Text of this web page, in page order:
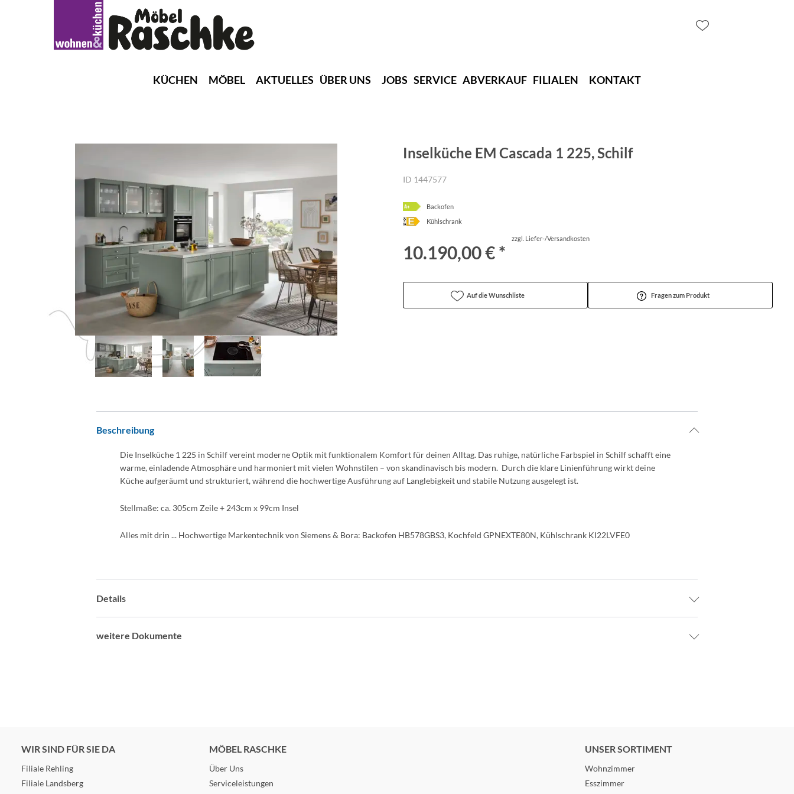
KÜCHEN MÖBEL AKTUELLES ÜBER UNS JOBS SERVICE ABVERKAUF FILIALEN KONTAKT
Inselküche EM Cascada 1 225, Schilf
ID 1447577
Backofen
Kühlschrank
10.190,00 € *
zzgl. Liefer-/Versandkosten
Auf die Wunschliste Fragen zum Produkt
Beschreibung
Die Inselküche 1 225 in Schilf vereint moderne Optik mit funktionalem Komfort für deinen Alltag. Das ruhige, natürliche Farbspiel in Schilf schafft eine
warme, einladende Atmosphäre und harmoniert mit vielen Wohnstilen – von skandinavisch bis modern. Durch die klare Linienführung wirkt deine
Küche aufgeräumt und strukturiert, während die hochwertige Ausführung auf Langlebigkeit und stabile Nutzung ausgelegt ist.
Stellmaße: ca. 305cm Zeile + 243cm x 99cm Insel
Alles mit drin ... Hochwertige Markentechnik von Siemens & Bora: Backofen HB578GBS3, Kochfeld GPNEXTE80N, Kühlschrank KI22LVFE0
Details
weitere Dokumente
WIR SIND FÜR SIE DA
Filiale Rehling
Filiale Landsberg
MÖBEL RASCHKE
Über Uns
Serviceleistungen
UNSER SORTIMENT
Wohnzimmer
Esszimmer